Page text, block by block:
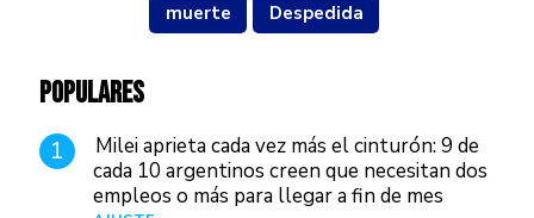
muerte Despedida
POPULARES
1
Milei aprieta cada vez más el cinturón: 9 de
cada 10 argentinos creen que necesitan dos
empleos o más para llegar a fin de mes